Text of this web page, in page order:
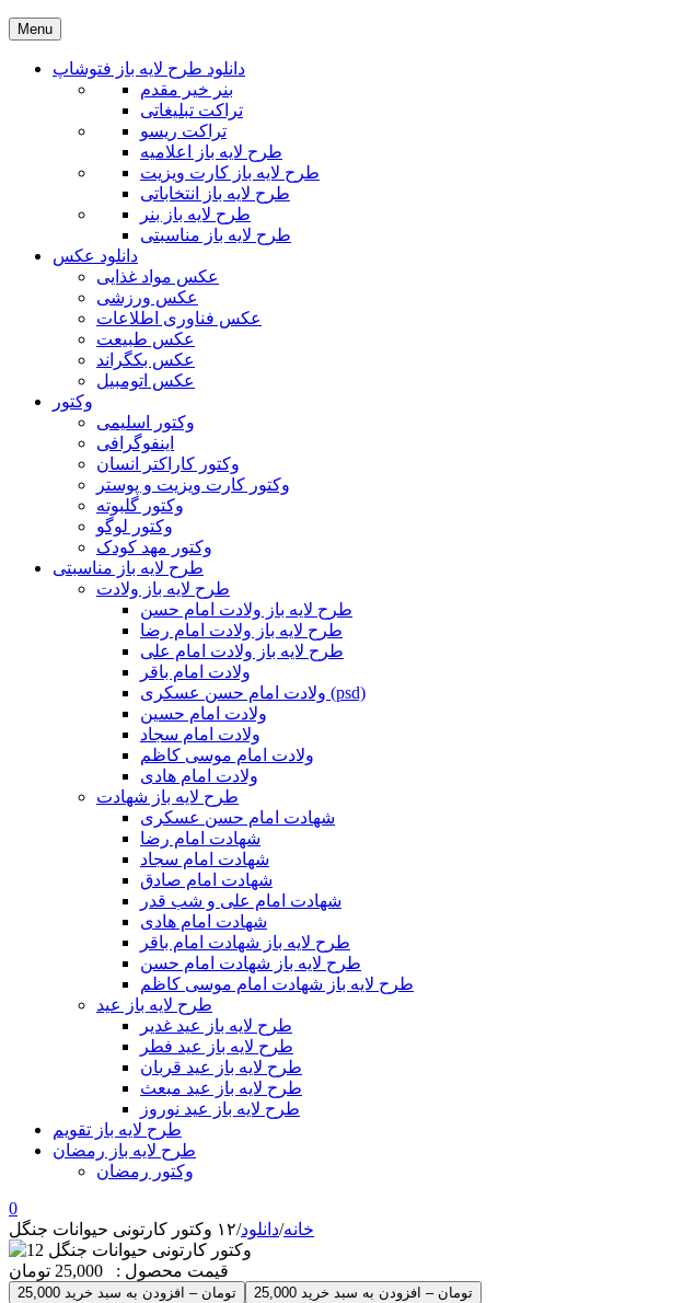
Menu
دانلود طرح لایه باز فتوشاپ
بنر خیر مقدم
تراکت تبلیغاتی
تراکت ریسو
طرح لایه باز اعلامیه
طرح لایه باز کارت ویزیت
طرح لایه باز انتخاباتی
طرح لایه باز بنر
طرح لایه باز مناسبتی
دانلود عکس
عکس مواد غذایی
عکس ورزشی
عکس فناوری اطلاعات
عکس طبیعت
عکس بکگراند
عکس اتومبیل
وکتور
وکتور اسلیمی
اینفوگرافی
وکتور کاراکتر انسان
وکتور کارت ویزیت و پوستر
وکتور گلبوته
وکتور لوگو
وکتور مهد کودک
طرح لایه باز مناسبتی
طرح لایه باز ولادت
طرح لایه باز ولادت امام حسن
طرح لایه باز ولادت امام رضا
طرح لایه باز ولادت امام علی
ولادت امام باقر
ولادت امام حسن عسکری (psd)
ولادت امام حسین
ولادت امام سجاد
ولادت امام موسی کاظم
ولادت امام هادی
طرح لایه باز شهادت
شهادت امام حسن عسکری
شهادت امام رضا
شهادت امام سجاد
شهادت امام صادق
شهادت امام علی و شب قدر
شهادت امام هادی
طرح لایه باز شهادت امام باقر
طرح لایه باز شهادت امام حسن
طرح لایه باز شهادت امام موسی کاظم
طرح لایه باز عید
طرح لایه باز عید غدیر
طرح لایه باز عید فطر
طرح لایه باز عید قربان
طرح لایه باز عید مبعث
طرح لایه باز عید نوروز
طرح لایه باز تقویم
طرح لایه باز رمضان
وکتور رمضان
0
خانه/دانلود/۱۲ وکتور کارتونی حیوانات جنگل
قیمت محصول : 25,000 تومان
25,000 تومان – افزودن به سبد خرید